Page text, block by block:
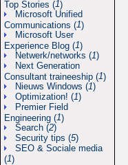
Top Stories (1)
Microsoft Unified
Communications (1)
Microsoft User
Experience Blog (1)
Netwerk/networks (1)
Next Generation
Consultant traineeship (1)
Nieuws Windows (1)
Optimization! (1)
Premier Field
Engineering (1)
Search (2)
Security tips (5)
SEO & Sociale media
(1)